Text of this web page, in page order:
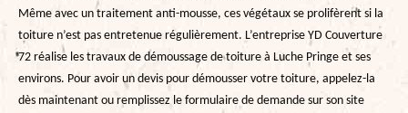
Même avec un traitement anti-mousse, ces végétaux se prolifèrent si la
toiture n’est pas entretenue régulièrement. L’entreprise YD Couverture
72 réalise les travaux de démoussage de toiture à Luche Pringe et ses
environs. Pour avoir un devis pour démousser votre toiture, appelez-la
dès maintenant ou remplissez le formulaire de demande sur son site